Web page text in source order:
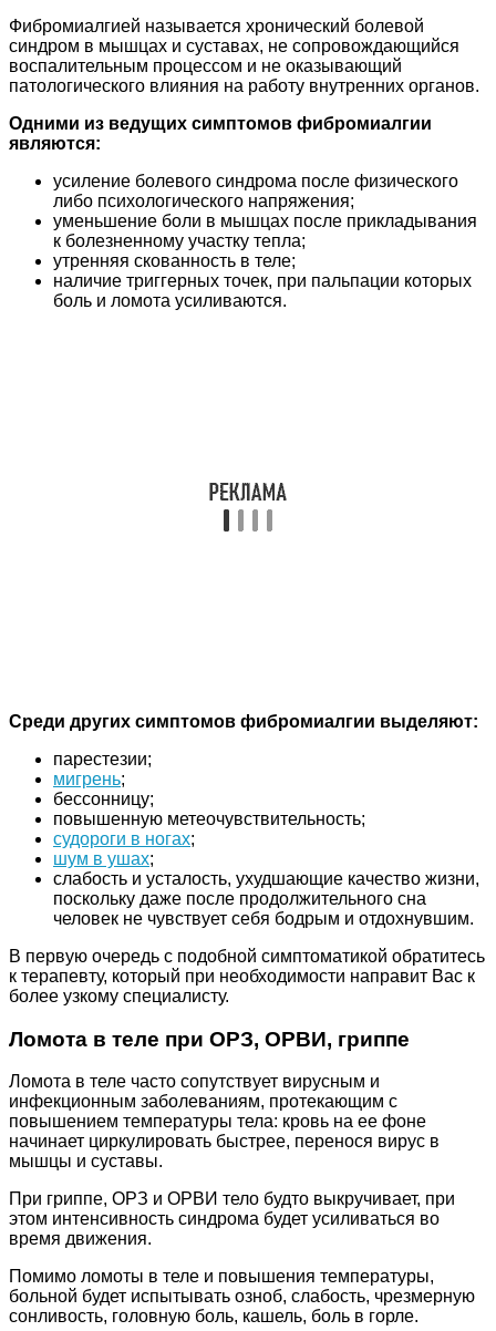
Фибромиалгией называется хронический болевой
синдром в мышцах и суставах, не сопровождающийся
воспалительным процессом и не оказывающий
патологического влияния на работу внутренних органов.
Одними из ведущих симптомов фибромиалгии
являются:
усиление болевого синдрома после физического
либо психологического напряжения;
уменьшение боли в мышцах после прикладывания
к болезненному участку тепла;
утренняя скованность в теле;
наличие триггерных точек, при пальпации которых
боль и ломота усиливаются.
Среди других симптомов фибромиалгии выделяют:
парестезии;
мигрень;
бессонницу;
повышенную метеочувствительность;
судороги в ногах;
шум в ушах;
слабость и усталость, ухудшающие качество жизни,
поскольку даже после продолжительного сна
человек не чувствует себя бодрым и отдохнувшим.
В первую очередь с подобной симптоматикой обратитесь
к терапевту, который при необходимости направит Вас к
более узкому специалисту.
Ломота в теле при ОРЗ, ОРВИ, гриппе
Ломота в теле часто сопутствует вирусным и
инфекционным заболеваниям, протекающим с
повышением температуры тела: кровь на ее фоне
начинает циркулировать быстрее, перенося вирус в
мышцы и суставы.
При гриппе, ОРЗ и ОРВИ тело будто выкручивает, при
этом интенсивность синдрома будет усиливаться во
время движения.
Помимо ломоты в теле и повышения температуры,
больной будет испытывать озноб, слабость, чрезмерную
сонливость, головную боль, кашель, боль в горле.